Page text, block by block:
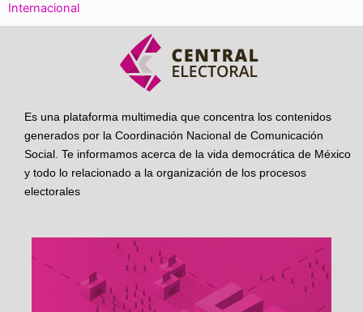
Internacional
Es una plataforma multimedia que concentra los contenidos
generados por la Coordinación Nacional de Comunicación
Social. Te informamos acerca de la vida democrática de México
y todo lo relacionado a la organización de los procesos
electorales